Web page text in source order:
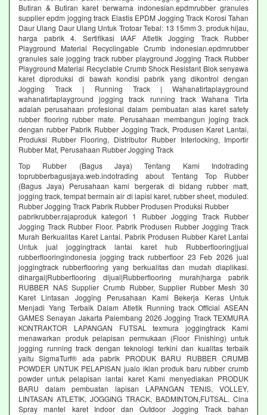
Butiran & Butiran karet berwarna indonesian.epdmrubber granules
supplier epdm jogging track Elastis EPDM Jogging Track Korosi Tahan
Daur Ulang Daur Ulang Untuk Trotoar Tebal: 13 15mm 3. produk hijau,
harga pabrik 4. Sertifikasi IAAF Atletik Jogging Track Rubber
Playground Material Recyclingable Crumb indonesian.epdmrubber
granules sale jogging track rubber playground Jogging Track Rubber
Playground Material Recyclable Crumb Shock Resistant Blok senyawa
karet diproduksi di bawah kondisi pabrik yang dikontrol dengan
Jogging Track | Running Track | Wahanatirtaplayground
wahanatirtaplayground jogging track running track Wahana Tirta
adalah perusahaan profesional dalam pembuatan alas karet safety
rubber flooring rubber mate. Perusahaan membangun joging track
dengan rubber Pabrik Rubber Jogging Track, Produsen Karet Lantai,
Produksi Rubber Flooring, Distributor Rubber Interlocking, Importir
Rubber Mat, Perusahaan Rubber Jogging Track
Top Rubber (Bagus Jaya) Tentang Kami Indotrading
toprubberbagusjaya.web.indotrading about Tentang Top Rubber
(Bagus Jaya) Perusahaan kami bergerak di bidang rubber matt,
jogging track, tempat bermain air di lapisi karet, rubber sheet, moduled.
Rubber Jogging Track Pabrik Rubber Produsen Produksi Rubber
pabrikrubber.rajaproduk kategori 1 Rubber Jogging Track Rubber
Jogging Track Rubber Floor. Pabrik Produsen Rubber Jogging Track
Murah Berkualitas Karet Lantai. Pabrik Produsen Rubber Karet Lantai
Untuk jual joggingtrack lantai karet hub Rubberflooring|jual
rubberflooringindonesia jogging track rubberfloor 23 Feb 2026 jual
joggingtrack rubberflooring yang berkualitas dan mudah diaplikasi.
dihargai|Rubberflooring dijual|Rubberflooring murah|harga pabrik
RUBBER NAS Supplier Crumb Rubber, Supplier Rubber Mesh 30
Karet Lintasan Jogging Perusahaan Kami Bekerja Keras Untuk
Menjadi Yang Terbaik Dalam Atletik Running track Official ASEAN
GAMES Senayan Jakarta Palembang 2026 Jogging Track TEXMURA
KONTRAKTOR LAPANGAN FUTSAL texmura joggingtrack Kami
menawarkan produk pelapisan permukaan (Floor Finishing) untuk
jogging running track dengan teknologi terkini dan kualitas terbaik
yaitu SigmaTurf® ada pabrik PRODUK BARU RUBBER CRUMB
POWDER UNTUK PELAPISAN jualo iklan produk baru rubber crumb
powder untuk pelapisan lantai karet Kami menyediakan PRODUK
BARU dalam pembuatan lapisan LAPANGAN TENIS, VOLLEY,
LINTASAN ATLETIK, JOGGING TRACK, BADMINTON,FUTSAL. Cina
Spray mantel karet Indoor dan Outdoor Jogging Track bahan